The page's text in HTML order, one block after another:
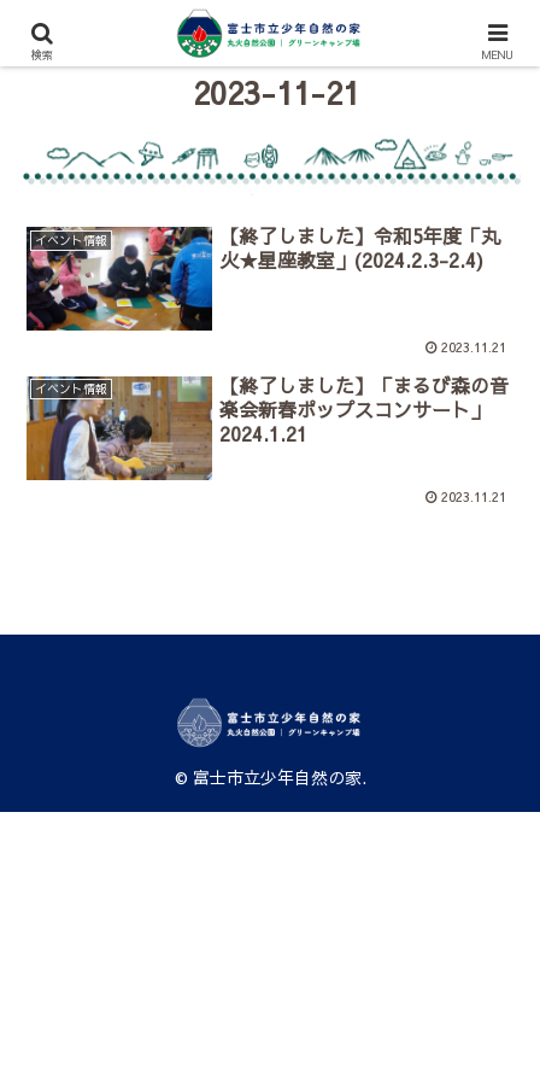
2023-11-21
イベント情報
【終了しました】令和5年度「丸
火★星座教室」(2024.2.3-2.4)
2023.11.21
イベント情報
【終了しました】「まるび森の音
楽会新春ポップスコンサート」
2024.1.21
2023.11.21
© 富士市立少年自然の家.
検索 MENU